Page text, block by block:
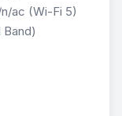
n/ac (Wi-Fi 5)